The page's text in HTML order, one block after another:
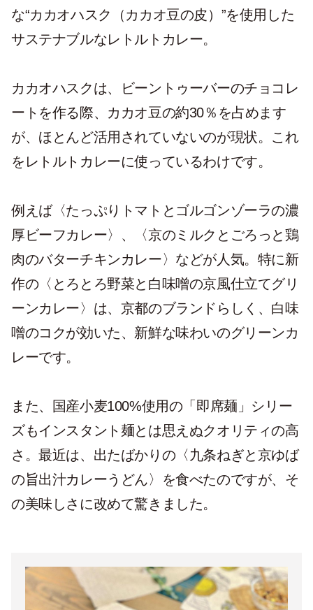
な“カカオハスク（カカオ豆の皮）”を使用した
サステナブルなレトルトカレー。
カカオハスクは、ビーントゥーバーのチョコレ
ートを作る際、カカオ豆の約30％を占めます
が、ほとんど活用されていないのが現状。これ
をレトルトカレーに使っているわけです。
例えば〈たっぷりトマトとゴルゴンゾーラの濃
厚ビーフカレー〉、〈京のミルクとごろっと鶏
肉のバターチキンカレー〉などが人気。特に新
作の〈とろとろ野菜と白味噌の京風仕立てグリ
ーンカレー〉は、京都のブランドらしく、白味
噌のコクが効いた、新鮮な味わいのグリーンカ
レーです。
また、国産小麦100%使用の「即席麺」シリー
ズもインスタント麺とは思えぬクオリティの高
さ。最近は、出たばかりの〈九条ねぎと京ゆば
の旨出汁カレーうどん〉を食べたのですが、そ
の美味しさに改めて驚きました。